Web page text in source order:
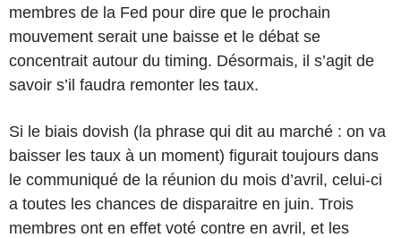
membres de la Fed pour dire que le prochain
mouvement serait une baisse et le débat se
concentrait autour du timing. Désormais, il s’agit de
savoir s’il faudra remonter les taux.
Si le biais dovish (la phrase qui dit au marché : on va
baisser les taux à un moment) figurait toujours dans
le communiqué de la réunion du mois d’avril, celui-ci
a toutes les chances de disparaitre en juin. Trois
membres ont en effet voté contre en avril, et les